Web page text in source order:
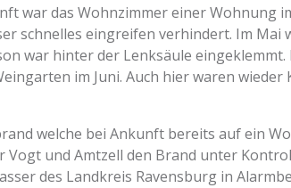
war das Wohnzimmer einer Wohnung
schnelles eingreifen verhindert. Im Mai
war hinter der Lenksäule
im Juni. Auch hier waren wieder
welche bei Ankunft bereits auf ein
und Amtzell den Brand unter
des Landkreis Ravensburg in